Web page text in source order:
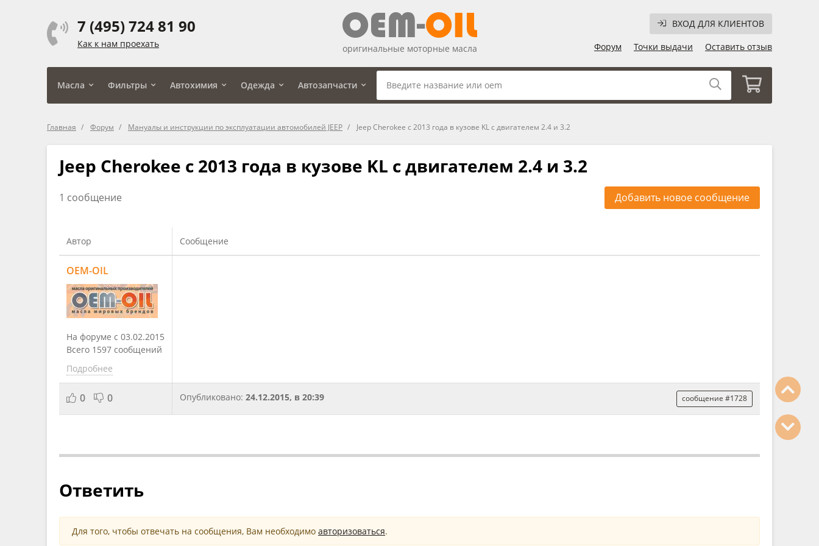
7 (495) 724 81 90
Как к нам проехать
ВХОД ДЛЯ КЛИЕНТОВ
Форум
Точки выдачи Оставить отзыв
оригинальные моторные масла
Масла Фильтры Автохимия Одежда Автозапчасти
Главная Форум Мануалы и инструкции по эксплуатации автомобилей JEEP Jeep Cherokee c 2013 года в кузове KL с двигателем 2.4 и 3.2
Jeep Cherokee c 2013 года в кузове KL с двигателем 2.4 и 3.2
1 сообщение Добавить новое сообщение
Автор Сообщение
OEM-OIL
На форуме с 03.02.2015
Всего 1597 сообщений
Подробнее
0 0 Опубликовано: 24.12.2015, в 20:39 сообщение #1728
Ответить
Для того, чтобы отвечать на сообщения, Вам необходимо авторизоваться.